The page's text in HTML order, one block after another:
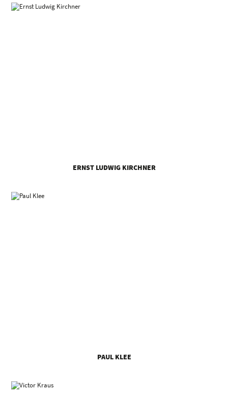
ERNST LUDWIG KIRCHNER
PAUL KLEE